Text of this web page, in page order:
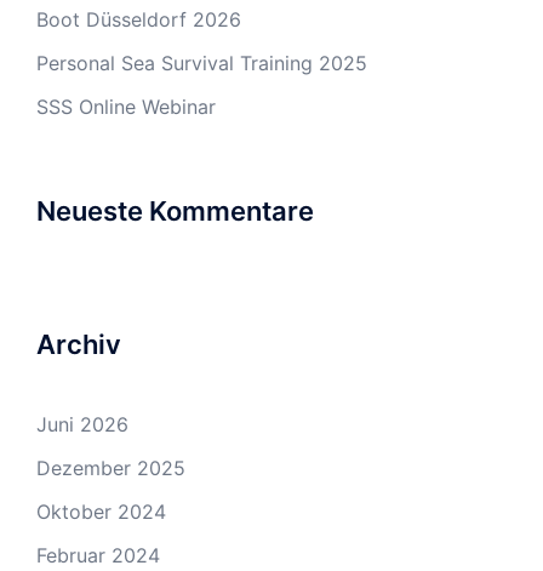
Boot Düsseldorf 2026
Personal Sea Survival Training 2025
SSS Online Webinar
Neueste Kommentare
Archiv
Juni 2026
Dezember 2025
Oktober 2024
Februar 2024